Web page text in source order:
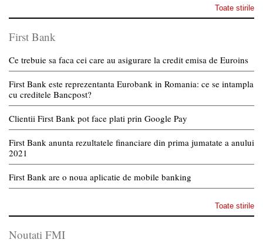
Toate stirile
First Bank
Ce trebuie sa faca cei care au asigurare la credit emisa de Euroins
First Bank este reprezentanta Eurobank in Romania: ce se intampla
cu creditele Bancpost?
Clientii First Bank pot face plati prin Google Pay
First Bank anunta rezultatele financiare din prima jumatate a anului
2021
First Bank are o noua aplicatie de mobile banking
Toate stirile
Noutati FMI